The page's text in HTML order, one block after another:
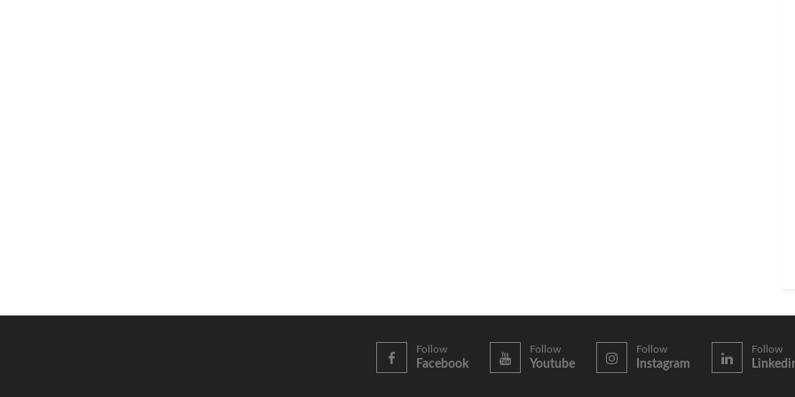
Follow
Facebook
Follow
Youtube
Follow
Instagram
Follow